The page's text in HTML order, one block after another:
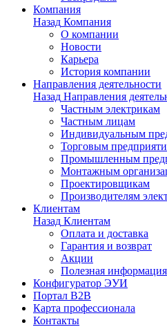
Компания
Назад Компания
О компании
Новости
Карьера
История компании
Направления деятельности
Назад Направления
Частным электрикам
Частным лицам
Индивидуальным
Торговым
Промышленным
Монтажным
Проектировщикам
Производителям
Клиентам
Назад Клиентам
Оплата и доставка
Гарантия и возврат
Акции
Полезная информация
Конфигуратор ЭУИ
Портал B2B
Карта профессионала
Контакты